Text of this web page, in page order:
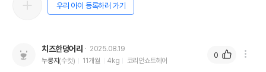
우리 아이 등록하러 가기
치즈한덩어리
2025.08.19
누룽지 (수컷) 11개월 4kg 코리안쇼트헤어
0